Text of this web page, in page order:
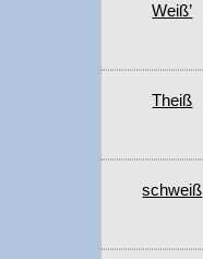
Weiß’
Theiß
schweiß